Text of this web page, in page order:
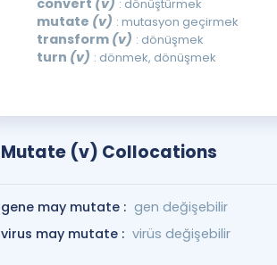
convert (v) : dönüştürmek
mutate (v) : mutasyon geçirmek
transform (v) : dönüşmek
turn (v) : dönmek, dönüşmek
Mutate (v) Collocations
gene may mutate : gen değişebilir
virus may mutate : virüs değişebilir